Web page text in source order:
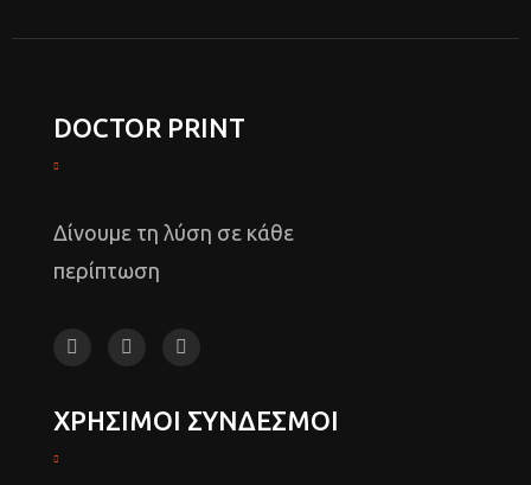
DOCTOR PRINT
Δίνουμε τη λύση σε κάθε
περίπτωση
ΧΡΗΣΙΜΟΙ ΣΥΝΔΕΣΜΟΙ